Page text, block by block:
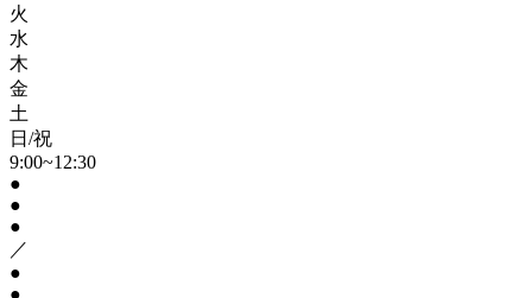
火
水
木
金
土
日/祝
9:00~12:30
●
●
●
／
●
●